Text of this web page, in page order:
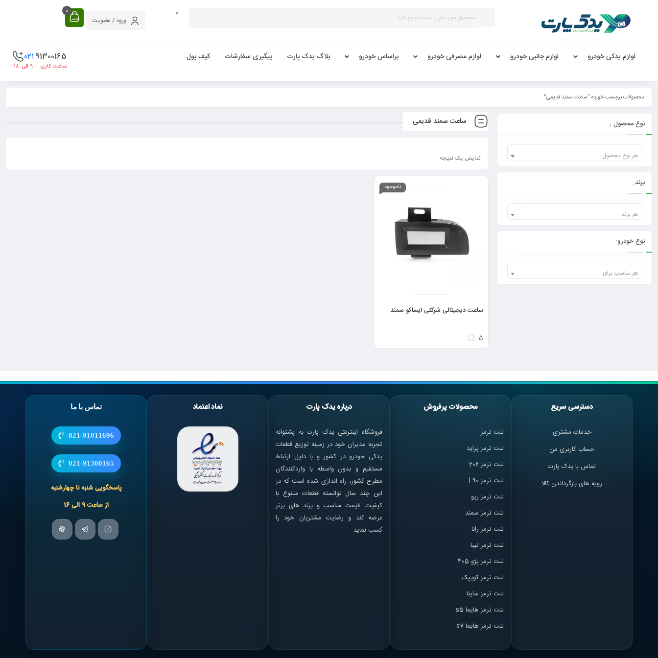
0
ورود / عضویت
0
لوازم یدکی خودرو لوازم جانبی خودرو لوازم مصرفی خودرو براساس خودرو بلاگ یدک پارت پیگیری سفارشات کیف پول 91300165
021
ساعت کاری : ۹ الی ۱۸
محصولات برچسب خورده “ساعت سمند قدیمی”
ساعت سمند قدیمی
نمایش یک نتیجه
ناموجود
ساعت دیجیتالی شرکتی ایساکو سمند
5
نوع محصول :
هر نوع محصول :
برند:
هر برند :
نوع خودرو:
هر مناسب برای :
دسترسی سریع
خدمات مشتری
حساب کاربری من
تماس با یدک پارت
رویه های بازگرداندن کالا
محصولات پرفروش
لنت ترمز
لنت ترمز پراید
لنت ترمز 206
لنت ترمز l 90
لنت ترمز ریو
لنت ترمز سمند
لنت ترمز رانا
لنت ترمز تیبا
لنت ترمز پژو 405
لنت ترمز کوییک
لنت ترمز ساینا
لنت ترمز هایما s5
لنت ترمز هایما s7
درباره یدک پارت
فروشگاه اینترنتی یدک پارت به پشتوانه
تجربه مدیران خود در زمینه توزیع قطعات
یدکی خودرو در کشور و با دلیل ارتباط
مستقیم و بدون واسطه با واردکنندگان
مطرح کشور، راه اندازی شده است که در
این چند سال توانسته قطعات متنوع با
کیفیت، قیمت مناسب و برند های برتر
عرضه کند و رضایت مشتریان خود را
کسب نماید.
نماد اعتماد تماس با ما
021-91011696
021-91300165
پاسخگویی شنبه تا چهارشنبه
از ساعت 9 الی 16